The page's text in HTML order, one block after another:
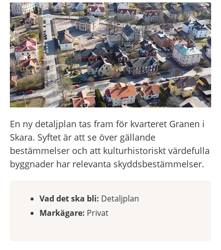
En ny detaljplan tas fram för kvarteret Granen i
Skara. Syftet är att se över gällande
bestämmelser och att kulturhistoriskt värdefulla
byggnader har relevanta skyddsbestämmelser.
Vad det ska bli: Detaljplan
Markägare: Privat